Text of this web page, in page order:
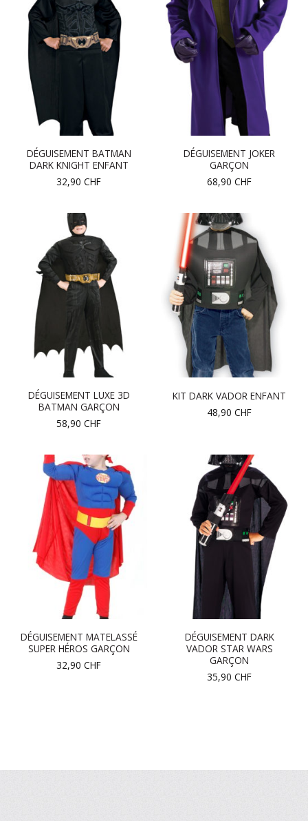
DÉGUISEMENT BATMAN
DARK KNIGHT ENFANT
32,90 CHF
DÉGUISEMENT JOKER
GARÇON
68,90 CHF
DÉGUISEMENT LUXE 3D
BATMAN GARÇON
58,90 CHF
KIT DARK VADOR ENFANT
48,90 CHF
DÉGUISEMENT MATELASSÉ
SUPER HÉROS GARÇON
32,90 CHF
DÉGUISEMENT DARK
VADOR STAR WARS
GARÇON
35,90 CHF